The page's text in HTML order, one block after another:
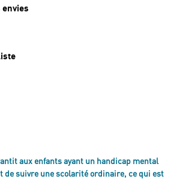
envies
aux enfants ayant un handicap mental
de suivre une scolarité ordinaire, ce qui est